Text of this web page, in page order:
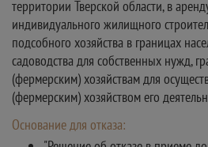
территории Тверской области, в
индивидуального жилищного
подсобного хозяйства в границах
садоводства для собственных нужд,
(фермерским) хозяйствам для
(фермерским) хозяйством его
Основание для отказа: